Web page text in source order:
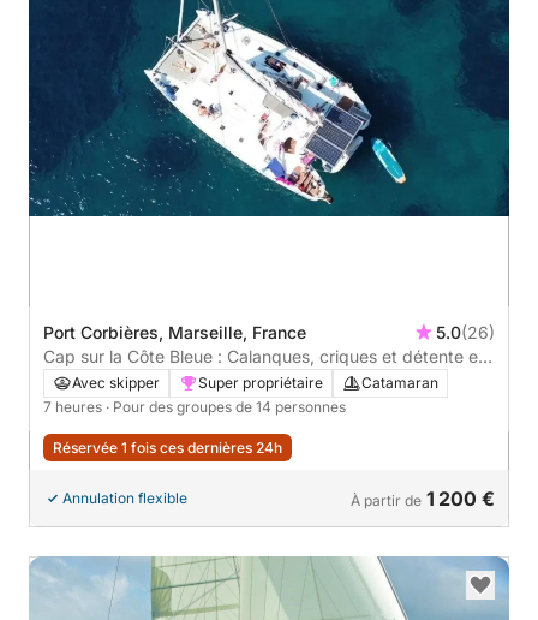
Port Corbières, Marseille, France 5.0(26)
Cap sur la Côte Bleue : Calanques, criques et détente en
merAvec skipper Super propriétaire
Catamaran
7 heures · Pour des groupes de 14 personnes
Réservée 1 fois ces dernières 24h
Annulation flexible À partir de 1 200 €